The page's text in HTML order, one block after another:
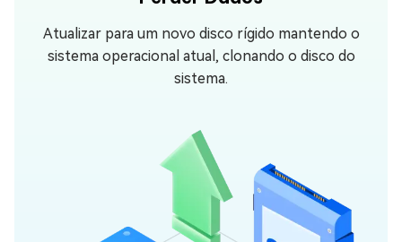
Atualizar para um novo disco rígido mantendo o
sistema operacional atual, clonando o disco do
sistema.